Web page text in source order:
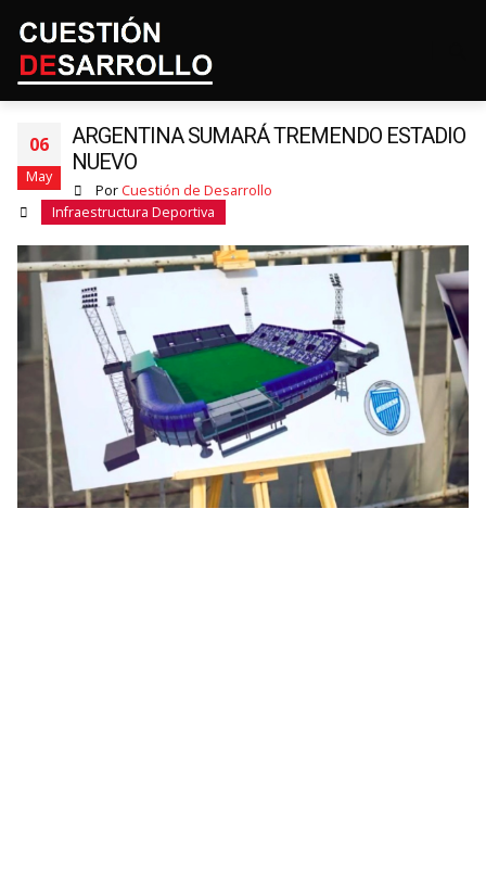
06
May
ARGENTINA SUMARÁ TREMENDO ESTADIO
NUEVO
Por Cuestión de Desarrollo
Infraestructura Deportiva